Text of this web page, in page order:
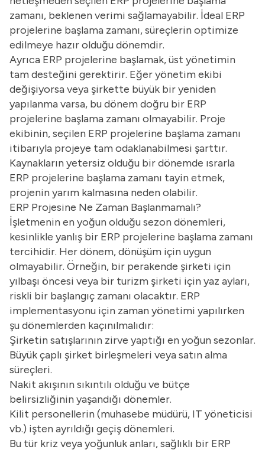
zamanı, beklenen verimi sağlamayabilir. İdeal ERP
projelerine başlama zamanı, süreçlerin optimize
edilmeye hazır olduğu dönemdir.
Ayrıca ERP projelerine başlamak, üst yönetimin
tam desteğini gerektirir. Eğer yönetim ekibi
değişiyorsa veya şirkette büyük bir yeniden
yapılanma varsa, bu dönem doğru bir ERP
projelerine başlama zamanı olmayabilir. Proje
ekibinin, seçilen ERP projelerine başlama zamanı
itibarıyla projeye tam odaklanabilmesi şarttır.
Kaynakların yetersiz olduğu bir dönemde ısrarla
ERP projelerine başlama zamanı tayin etmek,
projenin yarım kalmasına neden olabilir.
ERP Projesine Ne Zaman Başlanmamalı?
İşletmenin en yoğun olduğu sezon dönemleri,
kesinlikle yanlış bir ERP projelerine başlama zamanı
tercihidir. Her dönem, dönüşüm için uygun
olmayabilir. Örneğin, bir perakende şirketi için
yılbaşı öncesi veya bir turizm şirketi için yaz ayları,
riskli bir başlangıç zamanı olacaktır. ERP
implementasyonu için zaman yönetimi yapılırken
şu dönemlerden kaçınılmalıdır:
Şirketin satışlarının zirve yaptığı en yoğun sezonlar.
Büyük çaplı şirket birleşmeleri veya satın alma
süreçleri.
Nakit akışının sıkıntılı olduğu ve bütçe
belirsizliğinin yaşandığı dönemler.
Kilit personellerin (muhasebe müdürü, IT yöneticisi
vb.) işten ayrıldığı geçiş dönemleri.
Bu tür kriz veya yoğunluk anları, sağlıklı bir ERP